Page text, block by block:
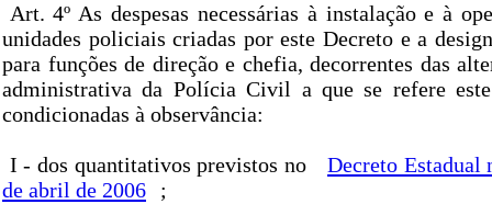
Art. 4º As despesas necessárias à instalação e à
unidades policiais criadas por este Decreto e a
para funções de direção e chefia, decorrentes das
administrativa da Polícia Civil a que se refere
condicionadas à observância:
I - dos quantitativos previstos no
Decreto Estadual
de abril de 2006
;